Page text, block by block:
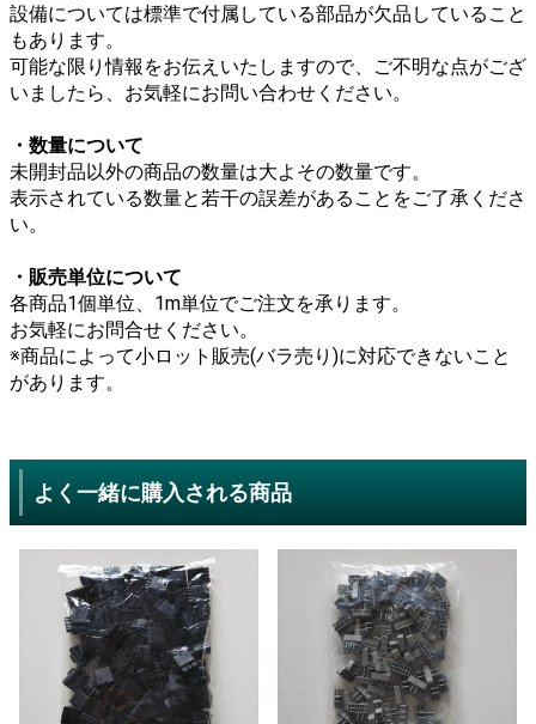
設備については標準で付属している部品が欠品していること
もあります。
可能な限り情報をお伝えいたしますので、ご不明な点がござ
いましたら、お気軽にお問い合わせください。
・数量について
未開封品以外の商品の数量は大よその数量です。
表示されている数量と若干の誤差があることをご了承くださ
い。
・販売単位について
各商品1個単位、1m単位でご注文を承ります。
お気軽にお問合せください。
※商品によって小ロット販売(バラ売り)に対応できないこと
があります。
よく一緒に購入される商品